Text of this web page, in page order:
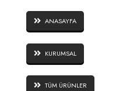
ANASAYFA
KURUMSAL
TÜM ÜRÜNLER